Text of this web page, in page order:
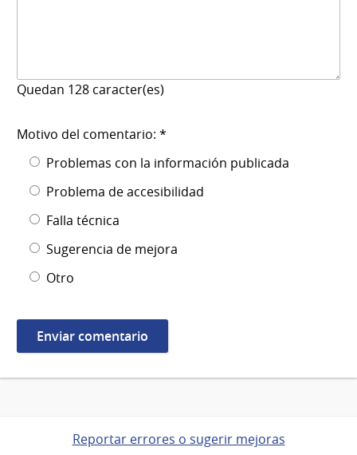
Quedan 128 caracter(es)
Motivo del comentario: *
Problemas con la información publicada
Problema de accesibilidad
Falla técnica
Sugerencia de mejora
Otro
Reportar errores o sugerir mejoras